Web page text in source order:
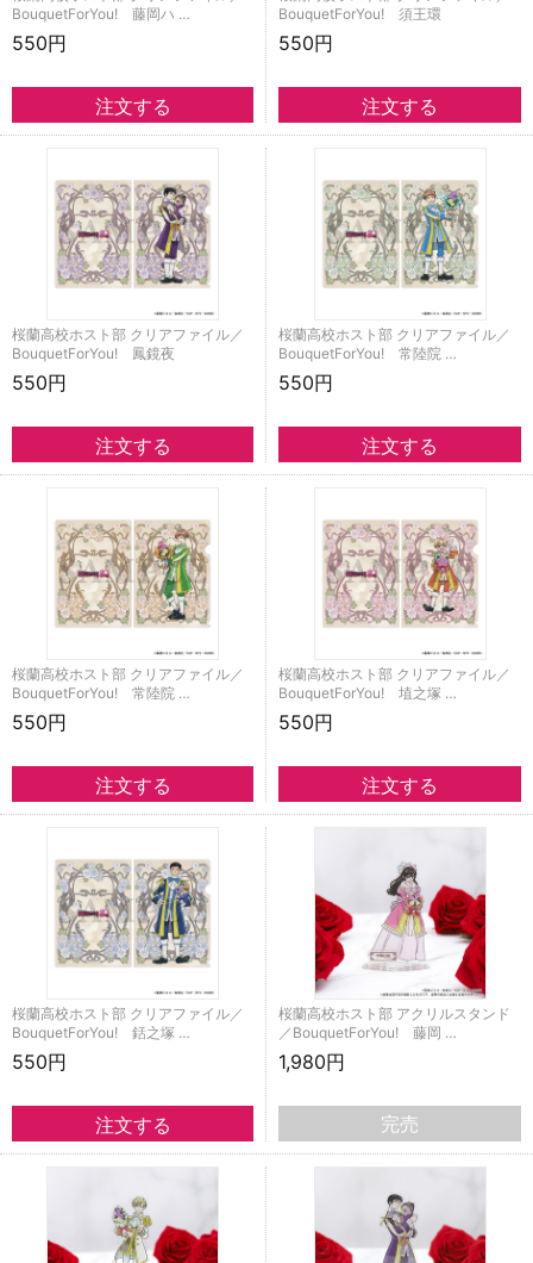
BouquetForYou! 藤岡ハ …
550円
BouquetForYou! 須王環
550円
桜蘭高校ホスト部 クリアファイル／
BouquetForYou! 鳳鏡夜
550円
桜蘭高校ホスト部 クリアファイル／
BouquetForYou! 常陸院 …
550円
桜蘭高校ホスト部 クリアファイル／
BouquetForYou! 常陸院 …
550円
桜蘭高校ホスト部 クリアファイル／
BouquetForYou! 埴之塚 …
550円
桜蘭高校ホスト部 クリアファイル／
BouquetForYou! 銛之塚 …
550円
桜蘭高校ホスト部 アクリルスタンド
／BouquetForYou! 藤岡 …
1,980円
完売